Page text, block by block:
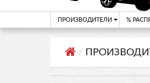
ПРОИЗВОДИТЕЛИ %
⁄